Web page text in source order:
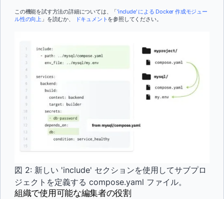
この機能を試す方法の詳細については、「'include' による Docker 作成モジュー
ル性の向上 」を読むか、 ドキュメントを参照してください。
図 2: 新しい 'include' セクションを使用してサブプロ
ジェクトを定義する compose.yaml ファイル。
組織で使用可能な編集者の役割